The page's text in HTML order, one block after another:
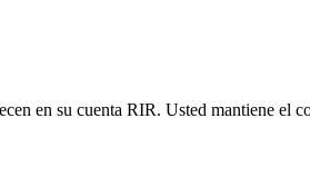
en su cuenta RIR. Usted mantiene el